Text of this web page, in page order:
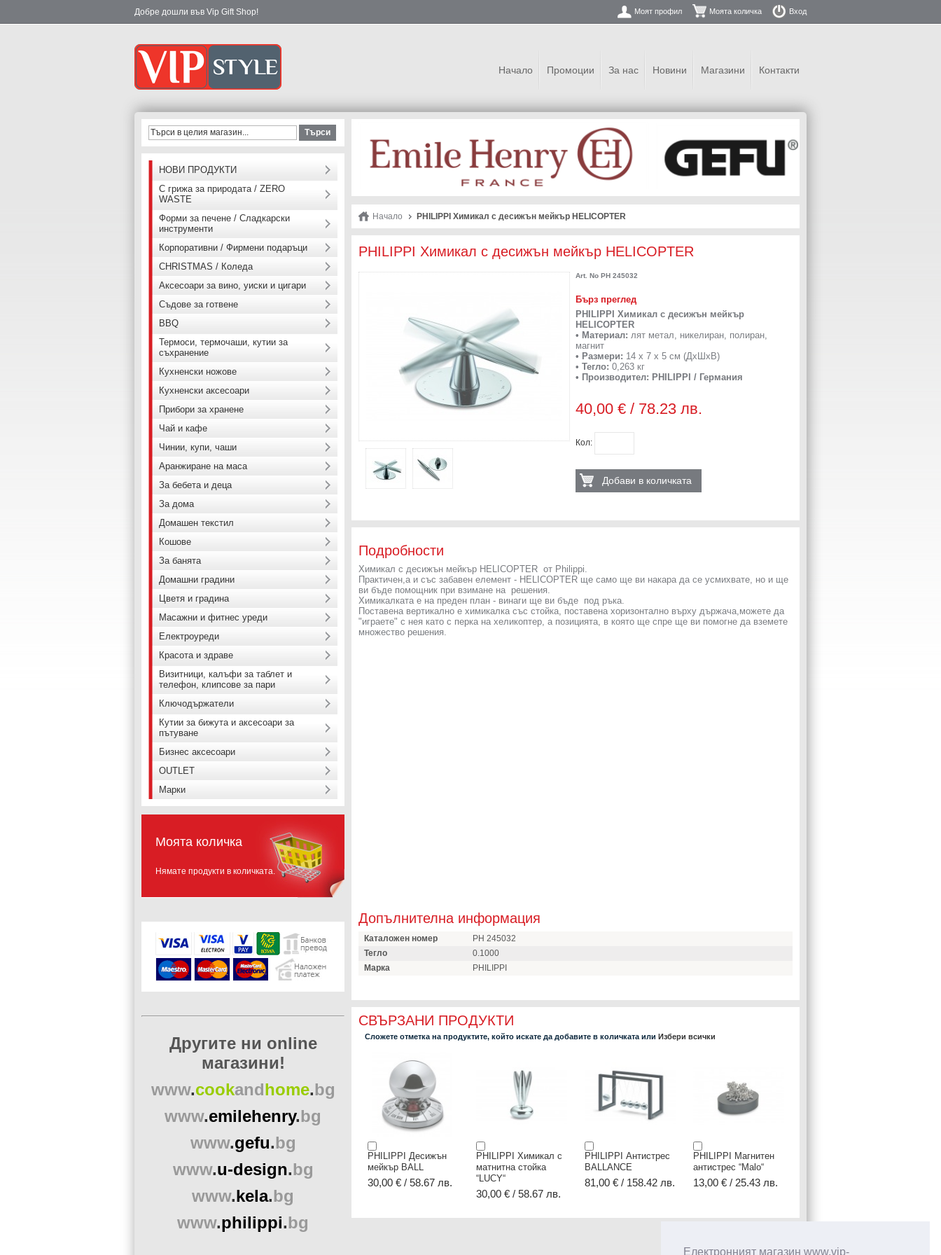
Електронният магазин www.vip-
Добре дошли във Vip Gift Shop! Моят профил Моята количка Вход
Начало Промоции За нас Новини Магазини Контакти
Начало PHILIPPI Химикал с десижън мейкър HELICOPTER
PHILIPPI Химикал с десижън мейкър HELICOPTER
Art. No PH 245032
Бърз преглед
PHILIPPI Химикал с десижън мейкър
HELICOPTER
• Материал: лят метал, никелиран, полиран,
магнит
• Размери: 14 х 7 х 5 см (ДхШхВ)
• Тегло: 0,263 кг
• Производител: PHILIPPI / Германия
40,00 € / 78.23 лв.
Кол:
Добави в количката
Подробности
Химикал с десижън мейкър HELICOPTER от Philippi.
Практичен,а и със забавен елемент - HELICOPTER ще само ще ви накара да се усмихвате, но и ще
ви бъде помощник при взимане на решения.
Химикалката е на преден план - винаги ще ви бъде под ръка.
Поставена вертикално е химикалка със стойка, поставена хоризонтално върху държача,можете да
"играете" с нея като с перка на хеликоптер, а позицията, в която ще спре ще ви помогне да вземете
множество решения.
Допълнителна информация
Каталожен номер
PH 245032
Тегло
0.1000
Марка
PHILIPPI
СВЪРЗАНИ ПРОДУКТИ
Сложете отметка на продуктите, който искате да добавите в количката или Избери всички
PHILIPPI Десижън
мейкър BALL
30,00 € / 58.67 лв.
PHILIPPI Химикал с
матнитна стойка
“LUCY“
30,00 € / 58.67 лв.
PHILIPPI Антистрес
BALLANCE
81,00 € / 158.42 лв.
PHILIPPI Магнитен
антистрес “Malo“
13,00 € / 25.43 лв.
Търси
НОВИ ПРОДУКТИ
С грижа за природата / ZERO
WASTE
Форми за печене / Сладкарски
инструменти
Корпоративни / Фирмени подаръци
CHRISTMAS / Коледа
Аксесоари за вино, уиски и цигари
Съдове за готвене
BBQ
Термоси, термочаши, кутии за
съхранение
Кухненски ножове
Кухненски аксесоари
Прибори за хранене
Чай и кафе
Чинии, купи, чаши
Аранжиране на маса
За бебета и деца
За дома
Домашен текстил
Кошове
За банята
Домашни градини
Цветя и градина
Масажни и фитнес уреди
Електроуреди
Красота и здраве
Визитници, калъфи за таблет и
телефон, клипсове за пари
Ключодържатели
Кутии за бижута и аксесоари за
пътуване
Бизнес аксесоари
OUTLET
Марки
Моята количка
Нямате продукти в количката.
Другите ни online
магазини!
www.cookandhome.bg
www.emilehenry.bg
www.gefu.bg
www.u-design.bg
www.kela.bg
www.philippi.bg